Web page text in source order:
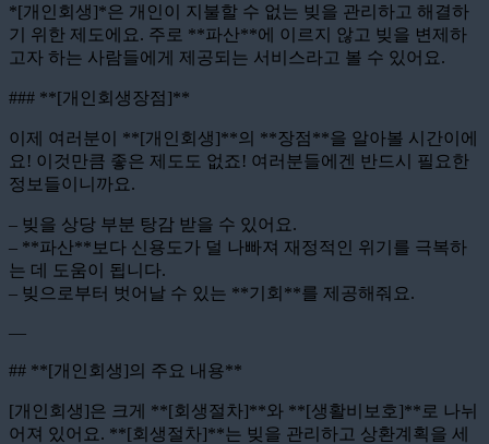
*[개인회생]*은 개인이 지불할 수 없는 빚을 관리하고 해결하
기 위한 제도에요. 주로 **파산**에 이르지 않고 빚을 변제하
고자 하는 사람들에게 제공되는 서비스라고 볼 수 있어요.
### **[개인회생장점]**
이제 여러분이 **[개인회생]**의 **장점**을 알아볼 시간이에
요! 이것만큼 좋은 제도도 없죠! 여러분들에겐 반드시 필요한
정보들이니까요.
– 빚을 상당 부분 탕감 받을 수 있어요.
– **파산**보다 신용도가 덜 나빠져 재정적인 위기를 극복하
는 데 도움이 됩니다.
– 빚으로부터 벗어날 수 있는 **기회**를 제공해줘요.
—
## **[개인회생]의 주요 내용**
[개인회생]은 크게 **[회생절차]**와 **[생활비보호]**로 나뉘
어져 있어요. **[회생절차]**는 빚을 관리하고 상환계획을 세